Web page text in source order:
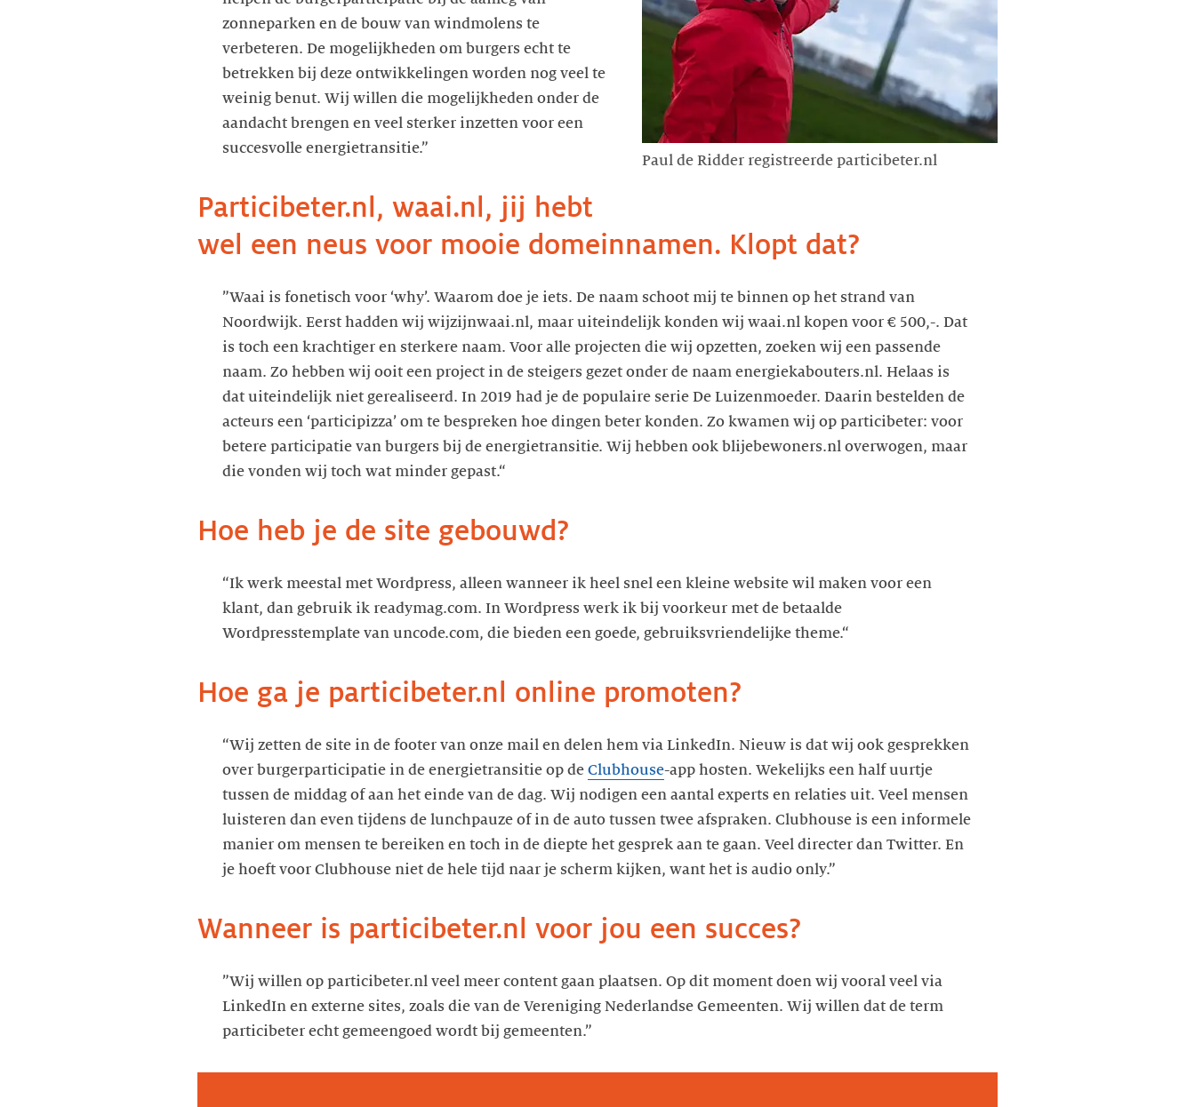
Paul de Ridder registreerde particibeter.nl
zonneparken en de bouw van windmolens te
verbeteren. De mogelijkheden om burgers echt te
betrekken bij deze ontwikkelingen worden nog veel te
weinig benut. Wij willen die mogelijkheden onder de
aandacht brengen en veel sterker inzetten voor een
succesvolle energietransitie.”
Particibeter.nl, waai.nl, jij hebt
wel een neus voor mooie domeinnamen. Klopt dat?
”Waai is fonetisch voor ‘why’. Waarom doe je iets. De naam schoot mij te binnen op het strand van
Noordwijk. Eerst hadden wij wijzijnwaai.nl, maar uiteindelijk konden wij waai.nl kopen voor € 500,-. Dat
is toch een krachtiger en sterkere naam. Voor alle projecten die wij opzetten, zoeken wij een passende
naam. Zo hebben wij ooit een project in de steigers gezet onder de naam energiekabouters.nl. Helaas is
dat uiteindelijk niet gerealiseerd. In 2019 had je de populaire serie De Luizenmoeder. Daarin bestelden de
acteurs een ‘participizza’ om te bespreken hoe dingen beter konden. Zo kwamen wij op particibeter: voor
betere participatie van burgers bij de energietransitie. Wij hebben ook blijebewoners.nl overwogen, maar
die vonden wij toch wat minder gepast.“
Hoe heb je de site gebouwd?
“Ik werk meestal met Wordpress, alleen wanneer ik heel snel een kleine website wil maken voor een
klant, dan gebruik ik readymag.com. In Wordpress werk ik bij voorkeur met de betaalde
Wordpresstemplate van uncode.com, die bieden een goede, gebruiksvriendelijke theme.“
Hoe ga je particibeter.nl online promoten?
“Wij zetten de site in de footer van onze mail en delen hem via LinkedIn. Nieuw is dat wij ook gesprekken
over burgerparticipatie in de energietransitie op de Clubhouse-app hosten. Wekelijks een half uurtje
tussen de middag of aan het einde van de dag. Wij nodigen een aantal experts en relaties uit. Veel mensen
luisteren dan even tijdens de lunchpauze of in de auto tussen twee afspraken. Clubhouse is een informele
manier om mensen te bereiken en toch in de diepte het gesprek aan te gaan. Veel directer dan Twitter. En
je hoeft voor Clubhouse niet de hele tijd naar je scherm kijken, want het is audio only.”
Wanneer is particibeter.nl voor jou een succes?
”Wij willen op particibeter.nl veel meer content gaan plaatsen. Op dit moment doen wij vooral veel via
LinkedIn en externe sites, zoals die van de Vereniging Nederlandse Gemeenten. Wij willen dat de term
particibeter echt gemeengoed wordt bij gemeenten.”